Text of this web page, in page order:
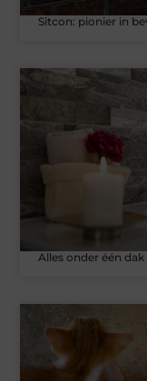
Sitcon: pionier in
Alles onder één